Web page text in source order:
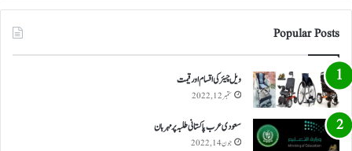
Popular Posts
ویل چیئر کی اقسام اور قیمت
ستمبر 12, 2022
سعودی عرب پاکستانی طلبہ پر مہربان
جون 14, 2022